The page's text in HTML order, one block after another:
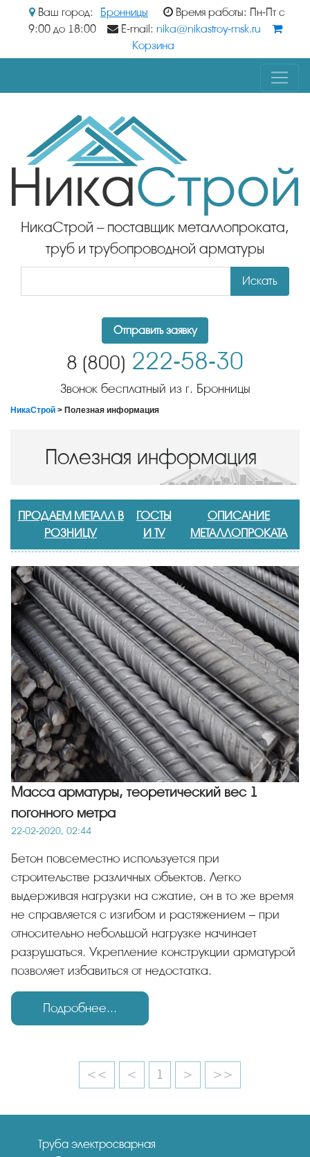
Ваш город: Бронницы
Время работы: Пн-Пт с
9:00 до 18:00
E-mail: nika@nikastroy-msk.ru
Корзина
НикаСтрой – поставщик металлопроката,
труб и трубопроводной арматуры
Искать
Отправить заявку
8 (800) 222-58-30
Звонок бесплатный из г. Бронницы
НикаСтрой > Полезная информация
Полезная информация
ПРОДАЕМ МЕТАЛЛ В
РОЗНИЦУ
ГОСТЫ
И ТУ
ОПИСАНИЕ
МЕТАЛЛОПРОКАТА
Масса арматуры, теоретический вес 1
погонного метра
22-02-2020, 02:44
Бетон повсеместно используется при
строительстве различных объектов. Легко
выдерживая нагрузки на сжатие, он в то же время
не справляется с изгибом и растяжением – при
относительно небольшой нагрузке начинает
разрушаться. Укрепление конструкции арматурой
позволяет избавиться от недостатка.
Подробнее...
<< < 1 > >>
Труба электросварная